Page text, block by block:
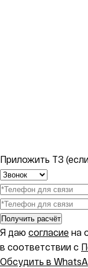
Приложить ТЗ
Получить расчёт
Я даю согласие на
в соответствии с
Обсудить в